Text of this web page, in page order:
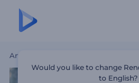
Ana Sayfa
Would you like to change
to English?